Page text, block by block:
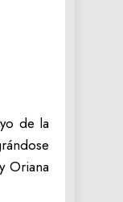
de la
Oriana